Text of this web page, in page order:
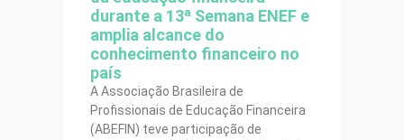
durante a 13ª Semana ENEF e
amplia alcance do
conhecimento financeiro no
país
A Associação Brasileira de
Profissionais de Educação Financeira
(ABEFIN) teve participação de